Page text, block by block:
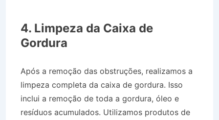
4. Limpeza da Caixa de
Gordura
Após a remoção das obstruções, realizamos a
limpeza completa da caixa de gordura. Isso
inclui a remoção de toda a gordura, óleo e
resíduos acumulados. Utilizamos produtos de